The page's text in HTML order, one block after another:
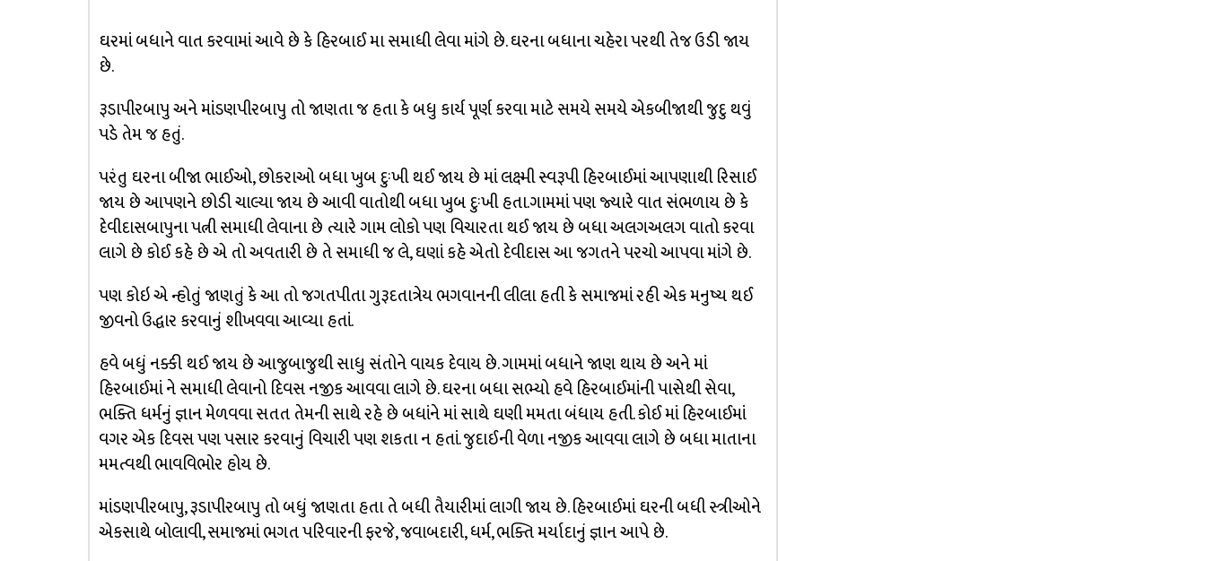
ઘરમાં બધાને વાત કરવામાં આવે છે કે હિરબાઈ મા સમાધી લેવા માંગે છે. ઘરના બધાના ચહેરા પરથી તેજ ઉડી જાય
છે.
રૂડાપીરબાપુ અને માંડણપીરબાપુ તો જાણતા જ હતા કે બધુ કાર્ય પૂર્ણ કરવા માટે સમયે સમયે એકબીજાથી જુદુ થવું
પડે તેમ જ હતું.
પરંતુ ઘરના બીજા ભાઈઓ, છોકરાઓ બધા ખુબ દુઃખી થઈ જાય છે માં લક્ષ્મી સ્વરૂપી હિરબાઈમાં આપણાથી રિસાઈ
જાય છે આપણને છોડી ચાલ્યા જાય છે આવી વાતોથી બધા ખુબ દુઃખી હતા.ગામમાં પણ જ્યારે વાત સંભળાય છે કે
દેવીદાસબાપુના પત્ની સમાધી લેવાના છે ત્યારે ગામ લોકો પણ વિચારતા થઈ જાય છે બધા અલગઅલગ વાતો કરવા
લાગે છે કોઈ કહે છે એ તો અવતારી છે તે સમાધી જ લે, ઘણાં કહે એતો દેવીદાસ આ જગતને પરચો આપવા માંગે છે.
પણ કોઇ એ ન્હોતું જાણતું કે આ તો જગતપીતા ગુરૂદતાત્રેય ભગવાનની લીલા હતી કે સમાજમાં રહી એક મનુષ્ય થઈ
જીવનો ઉદ્ધાર કરવાનું શીખવવા આવ્યા હતાં.
હવે બધું નક્કી થઈ જાય છે આજુબાજુથી સાધુ સંતોને વાયક દેવાય છે. ગામમાં બધાને જાણ થાય છે અને માં
હિરબાઈમાં ને સમાધી લેવાનો દિવસ નજીક આવવા લાગે છે. ઘરના બધા સભ્યો હવે હિરબાઈમાંની પાસેથી સેવા,
ભક્તિ ધર્મનું જ્ઞાન મેળવવા સતત તેમની સાથે રહે છે બધાંને માં સાથે ઘણી મમતા બંધાય હતી. કોઈ માં હિરબાઈમાં
વગર એક દિવસ પણ પસાર કરવાનું વિચારી પણ શકતા ન હતાં. જુદાઈની વેળા નજીક આવવા લાગે છે બધા માતાના
મમત્વથી ભાવવિભોર હોય છે.
માંડણપીરબાપુ, રૂડાપીરબાપુ તો બધું જાણતા હતા તે બધી તૈયારીમાં લાગી જાય છે. હિરબાઈમાં ઘરની બધી સ્ત્રીઓને
એકસાથે બોલાવી, સમાજમાં ભગત પરિવારની ફરજે, જવાબદારી, ધર્મ, ભક્તિ મર્યાદાનું જ્ઞાન આપે છે.